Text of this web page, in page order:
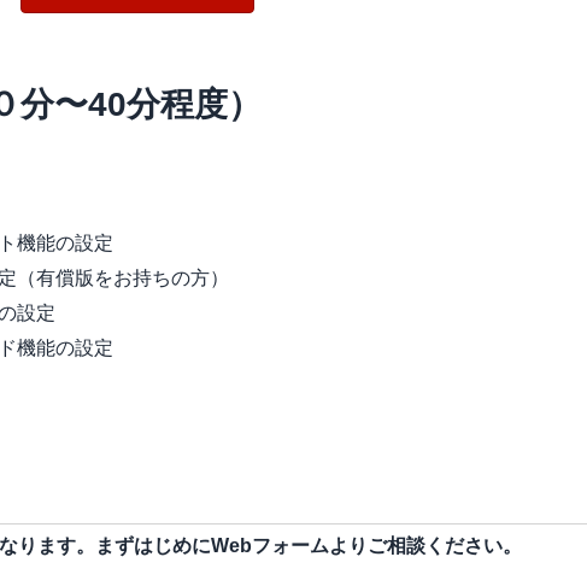
〜40分程度）
機能の設定
（有償版をお持ちの方）
設定
機能の設定
ります。まずはじめにWebフォームよりご相談ください。